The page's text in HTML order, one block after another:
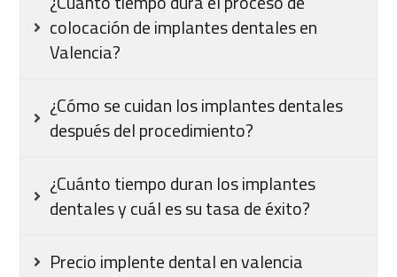
colocación de implantes dentales en
Valencia?
¿Cómo se cuidan los implantes dentales
después del procedimiento?
¿Cuánto tiempo duran los implantes
dentales y cuál es su tasa de éxito?
Precio implente dental en valencia